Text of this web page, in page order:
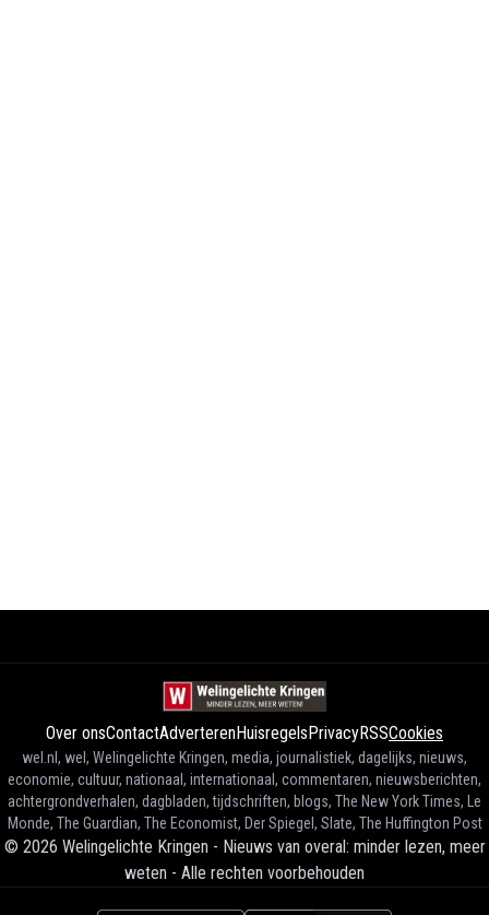
Over onsContactAdverterenHuisregelsPrivacyRSSCookies
wel.nl, wel, Welingelichte Kringen, media, journalistiek, dagelijks, nieuws,
economie, cultuur, nationaal, internationaal, commentaren, nieuwsberichten,
achtergrondverhalen, dagbladen, tijdschriften, blogs, The New York Times, Le
Monde, The Guardian, The Economist, Der Spiegel, Slate, The Huffington Post
© 2026 Welingelichte Kringen - Nieuws van overal: minder lezen, meer
weten - Alle rechten voorbehouden